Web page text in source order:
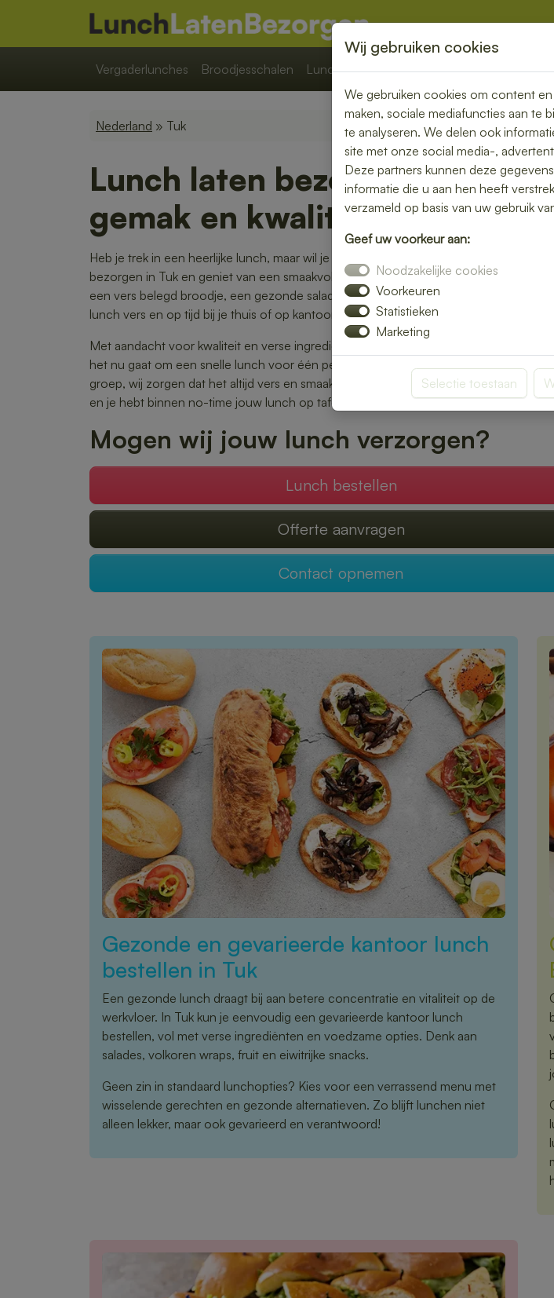
Vergaderlunches Broodjesschalen Lunchpakketten Overige
Nederland » Tuk
Lunch laten bezorgen in Tuk
gemak en kwaliteit aan je deur
Heb je trek in een heerlijke lunch, maar wil je liever niet zelf de keuken in? Laat je lunch
bezorgen in Tuk en geniet van een smaakvolle maaltijd zonder moeite. Of je nu kiest
een vers belegd broodje, een gezonde salade of een warme maaltijd – wij brengen
lunch vers en op tijd bij je thuis of op kantoor.
Met aandacht voor kwaliteit en verse ingrediënten bereiden wij elke bestelling met
het nu gaat om een snelle lunch voor één persoon of een uitgebreide lunch voor
groep, wij zorgen dat het altijd vers en smaakvol is. Bestellen is eenvoudig via onze
en je hebt binnen no-time jouw lunch op tafel.
Mogen wij jouw lunch verzorgen?
Lunch bestellen
Offerte aanvragen
Contact opnemen
Gezonde en gevarieerde kantoor lunch
bestellen in Tuk
Een gezonde lunch draagt bij aan betere concentratie en vitaliteit op de
werkvloer. In Tuk kun je eenvoudig een gevarieerde kantoor lunch
bestellen, vol met verse ingrediënten en voedzame opties. Denk aan
salades, volkoren wraps, fruit en eiwitrijke snacks.
Geen zin in standaard lunchopties? Kies voor een verrassend menu met
wisselende gerechten en gezonde alternatieven. Zo blijft lunchen niet
alleen lekker, maar ook gevarieerd en verantwoord!
Wij gebruiken cookies
We gebruiken cookies om content
maken, sociale mediafuncties aan te
te analyseren. We delen ook
site met onze social media-,
Deze partners kunnen deze
informatie die u aan hen heeft
verzameld op basis van uw gebruik
Geef uw voorkeur aan:
Noodzakelijke cookies
Voorkeuren
Statistieken
Marketing
Selectie toestaan